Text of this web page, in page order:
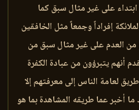
على غير مثال سبق كما
إفراداً وجمعاً مثل الخافقين
من العدم على غير مثال سبق من
أنهم يتبرؤون من عبادة الكفرة
لعامة الناس إلى معرفتهم إلا
ما أخبر عما طريقه المشاهدة بما هو